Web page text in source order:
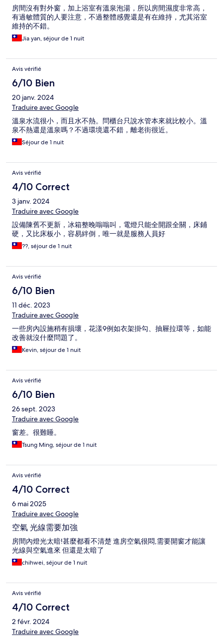
房間沒有對外窗，加上浴室有溫泉泡湯，所以房間濕度非常高，
有過敏體質的人要注意，不過整體感覺還是有在維持，尤其浴室
維持的不錯。
Jia yan, séjour de 1 nuit
Avis vérifié
6/10 Bien
20 janv. 2024
Traduire avec Google
溫泉水流很小，而且水不熱。問櫃台只說水管本來就比較小。溫
泉不熱還是溫泉嗎？不過環境還不錯，離老街很近。
Séjour de 1 nuit
Avis vérifié
4/10 Correct
3 janv. 2024
Traduire avec Google
設備陳舊不更新，冰箱整晚嗡嗡叫，電燈只能全開跟全關，床鋪
硬，又比床板小，容易絆倒，唯一就是服務人員好
??, séjour de 1 nuit
Avis vérifié
6/10 Bien
11 déc. 2023
Traduire avec Google
一些房內設施稍有損壞，花漾9例如衣架掛勾、抽屜拉環等，如能
改善就沒什麼問題了。
Kevin, séjour de 1 nuit
Avis vérifié
6/10 Bien
26 sept. 2023
Traduire avec Google
窗差。很難睡。
Tsung Ming, séjour de 1 nuit
Avis vérifié
4/10 Correct
6 mai 2025
Traduire avec Google
空氣 光線需要加強
房間內燈光太暗!甚麼都看不清楚 進房空氣很悶,需要開窗才能讓
光線與空氣進來 但還是太暗了
chihwei, séjour de 1 nuit
Avis vérifié
4/10 Correct
2 févr. 2024
Traduire avec Google